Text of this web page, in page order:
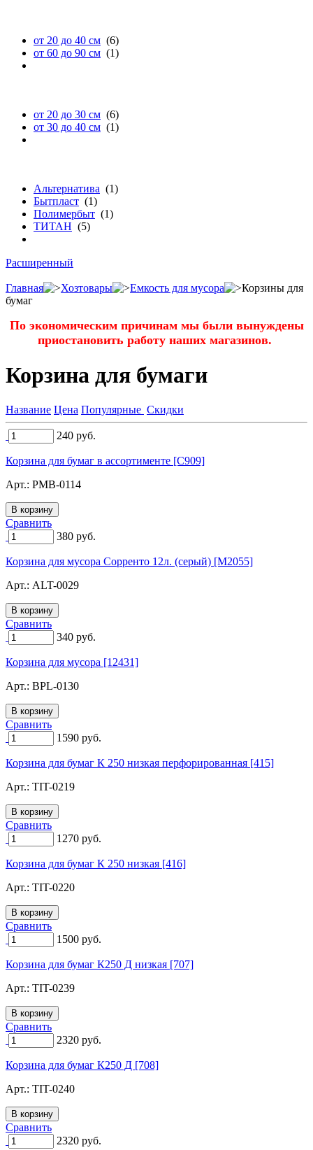
от 20 до 40 см (6)
от 60 до 90 см (1)
от 20 до 30 см (6)
от 30 до 40 см (1)
Альтернатива (1)
Бытпласт (1)
Полимербыт (1)
ТИТАН (5)
Расширенный
Главная Хозтовары Емкость для мусора
Корзины для
бумаг
По экономическим причинам мы были вынуждены
приостановить работу наших магазинов.
Корзина для бумаги
Название Цена Популярные Скидки
240 руб.
Корзина для бумаг в ассортименте [C909]
Арт.: PMB-0114
Сравнить
380 руб.
Корзина для мусора Сорренто 12л. (серый) [M2055]
Арт.: ALT-0029
Сравнить
340 руб.
Корзина для мусора [12431]
Арт.: BPL-0130
Сравнить
1590 руб.
Корзина для бумаг К 250 низкая перфорированная [415]
Арт.: TIT-0219
Сравнить
1270 руб.
Корзина для бумаг К 250 низкая [416]
Арт.: TIT-0220
Сравнить
1500 руб.
Корзина для бумаг К250 Д низкая [707]
Арт.: TIT-0239
Сравнить
2320 руб.
Корзина для бумаг К250 Д [708]
Арт.: TIT-0240
Сравнить
2320 руб.